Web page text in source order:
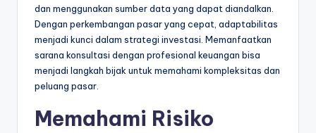
dan menggunakan sumber data yang dapat diandalkan.
Dengan perkembangan pasar yang cepat, adaptabilitas
menjadi kunci dalam strategi investasi. Memanfaatkan
sarana konsultasi dengan profesional keuangan bisa
menjadi langkah bijak untuk memahami kompleksitas dan
peluang pasar.
Memahami Risiko